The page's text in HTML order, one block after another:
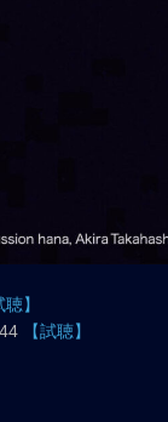
聴】
【試聴】